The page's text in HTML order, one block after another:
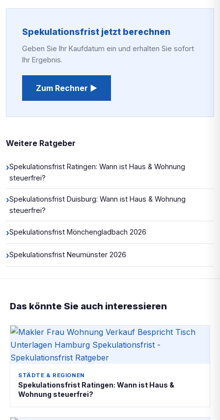
Spekulationsfrist jetzt berechnen
Geben Sie Ihr Kaufdatum ein und erhalten Sie sofort
Ihr Ergebnis.
Zum Rechner ▶
Weitere Ratgeber
›Spekulationsfrist Ratingen: Wann ist Haus & Wohnung
steuerfrei?
›Spekulationsfrist Duisburg: Wann ist Haus & Wohnung
steuerfrei?
›Spekulationsfrist Mönchengladbach 2026
›Spekulationsfrist Neumünster 2026
Das könnte Sie auch interessieren
STÄDTE & REGIONEN
Spekulationsfrist Ratingen: Wann ist Haus &
Wohnung steuerfrei?